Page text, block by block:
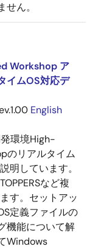
ん。
Workshop ア
イムOS対応デ
English
環境High-
のリアルタイム
明しています。
など複
す。セットアッ
定義ファイルの
機能について解
Windows